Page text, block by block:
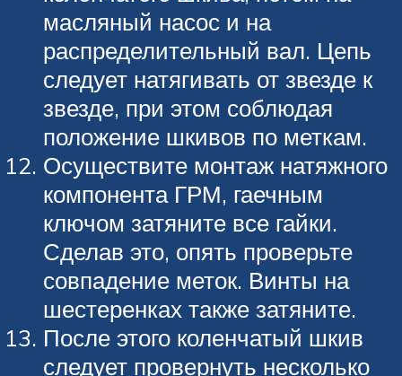
масляный насос и на
распределительный вал. Цепь
следует натягивать от звезде к
звезде, при этом соблюдая
положение шкивов по меткам.
Осуществите монтаж натяжного
компонента ГРМ, гаечным
ключом затяните все гайки.
Сделав это, опять проверьте
совпадение меток. Винты на
шестеренках также затяните.
После этого коленчатый шкив
следует провернуть несколько